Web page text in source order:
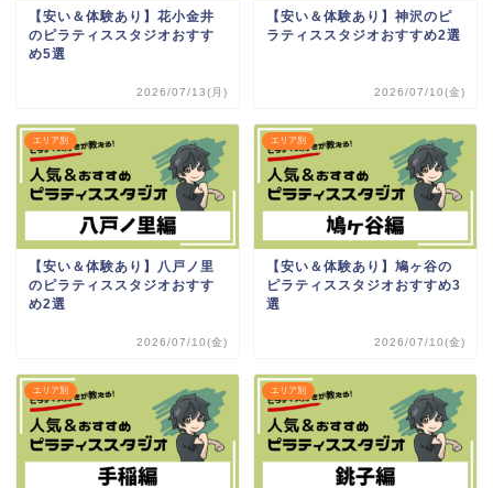
【安い＆体験あり】花小金井
のピラティススタジオおすす
め5選
2026/07/13(月)
【安い＆体験あり】神沢のピ
ラティススタジオおすすめ2選
2026/07/10(金)
エリア別
【安い＆体験あり】八戸ノ里
のピラティススタジオおすす
め2選
2026/07/10(金)
エリア別
【安い＆体験あり】鳩ヶ谷の
ピラティススタジオおすすめ3
選
2026/07/10(金)
エリア別 エリア別